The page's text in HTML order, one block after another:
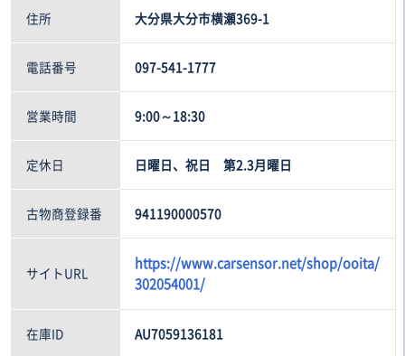
住所 大分県大分市横瀬369-1
電話番号 097-541-1777
営業時間 9:00～18:30
定休日 日曜日、祝日 第2.3月曜日
古物商登録番 941190000570
サイトURL
https://www.carsensor.net/shop/ooita/
302054001/
在庫ID AU7059136181